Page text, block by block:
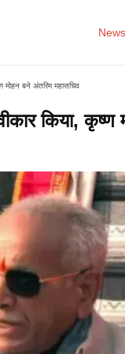
News
मोहन बने अंतरिम महासचिव
किया, कृष्ण